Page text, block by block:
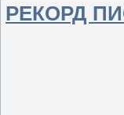
РЕКОРД